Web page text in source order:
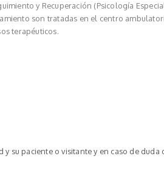
y Recuperación (Psicología
son tratadas en el centro
terapéuticos.
su paciente o visitante y en caso de duda